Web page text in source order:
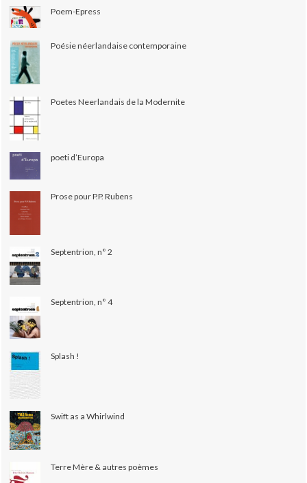
Poem-Epress
Poésie néerlandaise contemporaine
Poetes Neerlandais de la Modernite
poeti d’Europa
Prose pour P.P. Rubens
Septentrion, n° 2
Septentrion, n° 4
Splash !
Swift as a Whirlwind
Terre Mère & autres poèmes